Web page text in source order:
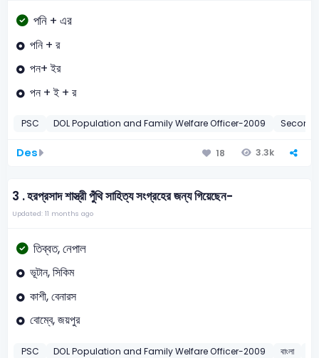
পনি + এর
পনি + র
পন+ ইর
পন + ই + র
PSC DOL Population and Family Welfare Officer-2009
Des 18 3.3k
3 .হরপ্রসাদ শাস্ত্রী পুঁথি সাহিত্য সংগ্রহের জন্য গিয়েছেন-
Updated: 11 months ago
তিব্বত, নেপাল
ভূটান, সিকিম
কাশী, বেনারস
বোম্বে, জয়পুর
PSC DOL Population and Family Welfare Officer-2009 বাংলা